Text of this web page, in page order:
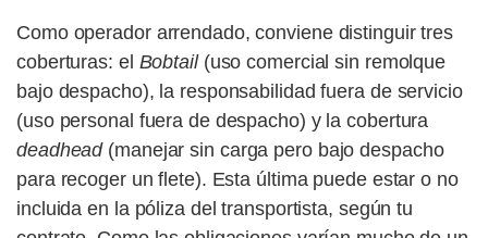
Como operador arrendado, conviene distinguir tres
coberturas: el Bobtail (uso comercial sin remolque
bajo despacho), la responsabilidad fuera de servicio
(uso personal fuera de despacho) y la cobertura
deadhead (manejar sin carga pero bajo despacho
para recoger un flete). Esta última puede estar o no
incluida en la póliza del transportista, según tu